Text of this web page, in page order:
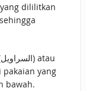
dililitkan
(السراويل) atau
bawah.